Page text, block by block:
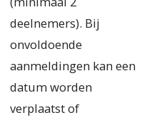
deelnemers). Bij
onvoldoende
aanmeldingen kan een
datum worden
verplaatst of